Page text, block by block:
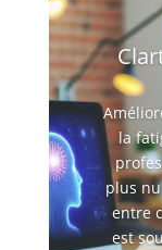
la
plus
entre
est